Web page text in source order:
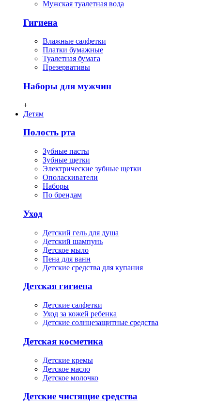
Мужская туалетная вода
Гигиена
Влажные салфетки
Платки бумажные
Туалетная бумага
Презервативы
Наборы для мужчин
+
Детям
Полость рта
Зубные пасты
Зубные щетки
Электрические зубные щетки
Ополаскиватели
Наборы
По брендам
Уход
Детский гель для душа
Детский шампунь
Детское мыло
Пена для ванн
Детские средства для купания
Детская гигиена
Детские салфетки
Уход за кожей ребенка
Детские солнцезащитные средства
Детская косметика
Детские кремы
Детское масло
Детское молочко
Детские чистящие средства